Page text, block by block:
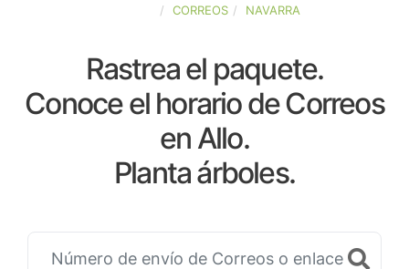
CORREOS NAVARRA
Rastrea el paquete.
Conoce el horario de Correos
en Allo.
Planta árboles.